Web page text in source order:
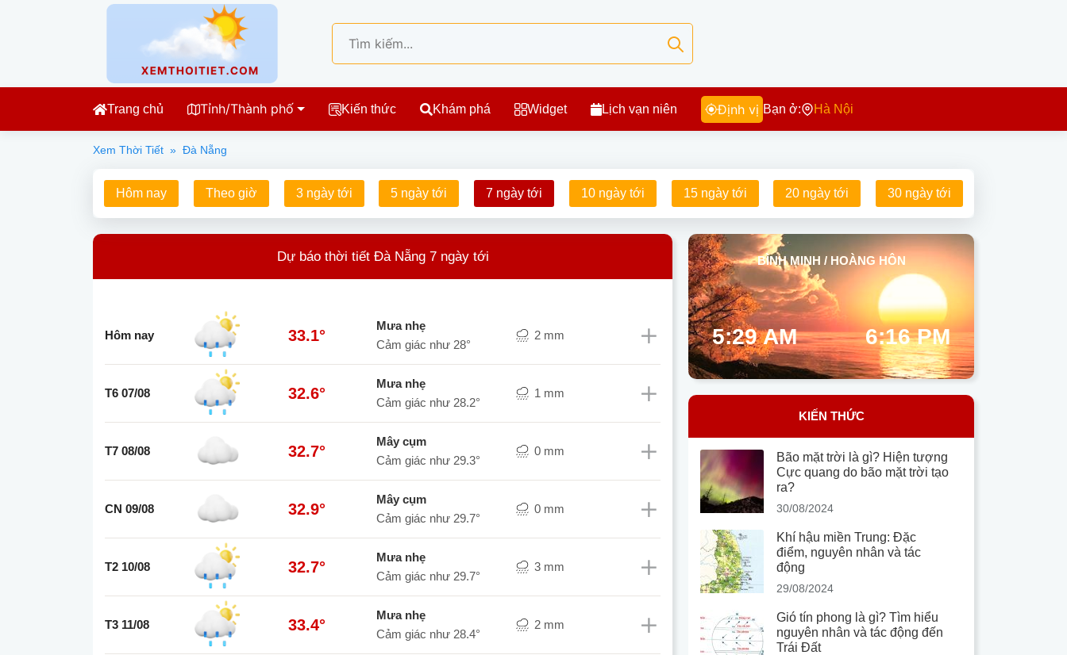
Trang chủ Tỉnh/Thành phố Kiến thức Khám phá Widget Lịch vạn niên Định vị Bạn ở: Hà Nội
Xem Thời Tiết » Đà Nẵng
Hôm nay Theo giờ 3 ngày tới 5 ngày tới 7 ngày tới 10 ngày tới 15 ngày tới 20 ngày tới 30 ngày tới
Dự báo thời tiết Đà Nẵng 7 ngày tới
Hôm nay 33.1°
mưa nhẹ
Cảm giác như 28°
2 mm
T6 07/08 32.6°
mưa nhẹ
Cảm giác như 28.2°
1 mm
T7 08/08 32.7°
mây cụm
Cảm giác như 29.3°
0 mm
CN 09/08 32.9°
mây cụm
Cảm giác như 29.7°
0 mm
T2 10/08 32.7°
mưa nhẹ
Cảm giác như 29.7°
3 mm
T3 11/08 33.4°
mưa nhẹ
Cảm giác như 28.4°
2 mm
BÌNH MINH / HOÀNG HÔN
5:29 AM 6:16 PM
KIẾN THỨC
Bão mặt trời là gì? Hiện tượng
Cực quang do bão mặt trời tạo
ra?
30/08/2024
Khí hậu miền Trung: Đặc
điểm, nguyên nhân và tác
động
29/08/2024
Gió tín phong là gì? Tìm hiểu
nguyên nhân và tác động đến
Trái Đất